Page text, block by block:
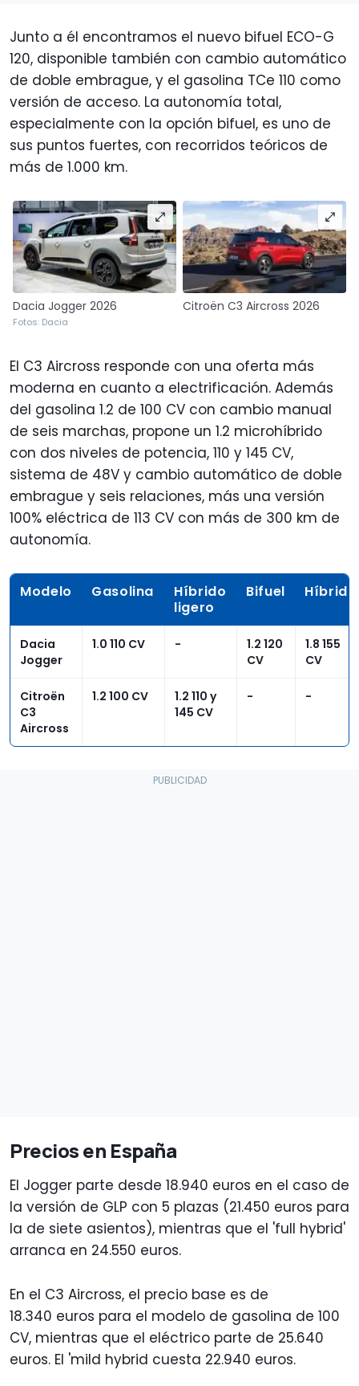
Junto a él encontramos el nuevo bifuel ECO-G
120, disponible también con cambio automático
de doble embrague, y el gasolina TCe 110 como
versión de acceso. La autonomía total,
especialmente con la opción bifuel, es uno de
sus puntos fuertes, con recorridos teóricos de
más de 1.000 km.
Dacia Jogger 2026
Fotos: Dacia
Citroën C3 Aircross 2026
El C3 Aircross responde con una oferta más
moderna en cuanto a electrificación. Además
del gasolina 1.2 de 100 CV con cambio manual
de seis marchas, propone un 1.2 microhíbrido
con dos niveles de potencia, 110 y 145 CV,
sistema de 48V y cambio automático de doble
embrague y seis relaciones, más una versión
100% eléctrica de 113 CV con más de 300 km de
autonomía.
Modelo Gasolina
Híbrido
ligero
Bifuel Híbrido
Dacia
Jogger
1.0 110 CV -
1.2 120
CV
1.8 155
CV
Citroën
C3
Aircross
1.2 100 CV
1.2 110 y
145 CV
- -
Precios en España
El Jogger parte desde 18.940 euros en el caso de
la versión de GLP con 5 plazas (21.450 euros para
la de siete asientos), mientras que el 'full hybrid'
arranca en 24.550 euros.
En el C3 Aircross, el precio base es de
18.340 euros para el modelo de gasolina de 100
CV, mientras que el eléctrico parte de 25.640
euros. El 'mild hybrid cuesta 22.940 euros.